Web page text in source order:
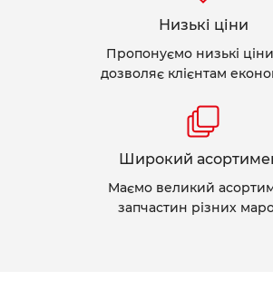
Низькі ціни
Пропонуємо низькі
дозволяє клієнтам
Широкий
Маємо великий
запчастин різних